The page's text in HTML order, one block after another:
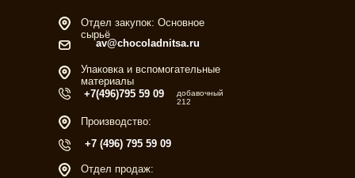
Отдел продаж:
+7 (496) 795 59 09
Производство:
добавочный
212
+7(496)795 59 09
Упаковка и вспомогательные
материалы
av@chocoladnitsa.ru
Отдел закупок: Основное
сырьё